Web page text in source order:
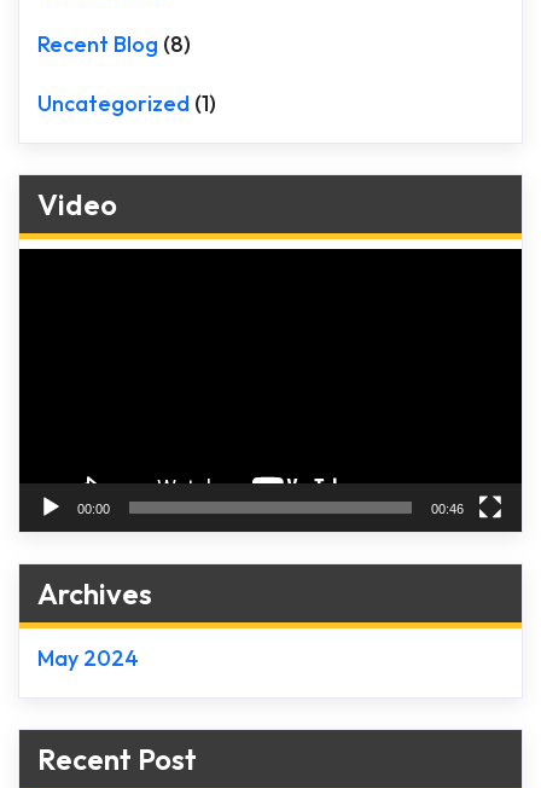
Recent Blog (8)
Uncategorized (1)
Video
00:00 00:46
Archives
May 2024
Recent Post